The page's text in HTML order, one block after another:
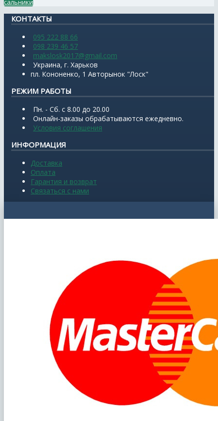
КОНТАКТЫ
095 222 88 66
098 239 46 57
makslosk2017@gmail.com
Украина, г. Харьков
пл. Кононенко, 1 Авторынок "Лоск"
РЕЖИМ РАБОТЫ
Пн. - Сб. с 8.00 до 20.00
Онлайн-заказы обрабатываются ежедневно.
Условия соглашения
ИНФОРМАЦИЯ
Доставка
Оплата
Гарантия и возврат
Связаться с нами